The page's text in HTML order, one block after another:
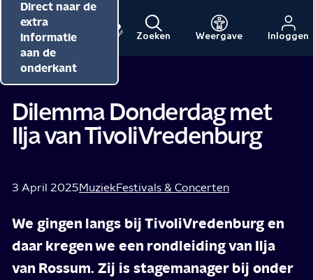
Direct naar de
inhoud
Direct naar de
hoofdnavigatie
Direct naar de
extra
informatie
aan de
onderkant
Menu
Naar
de
NPO
beginpagina
NPO
Cultuur
Zoeken Weergave Inloggen
Tip vanPieteke Dik
Dilemma Donderdag met
Ilja van TivoliVredenburg
3 April 2025MuziekFestivals & Concerten
We gingen langs bij TivoliVredenburg en
daar kregen we een rondleiding van Ilja
van Rossum. Zij is stagemanager bij onder